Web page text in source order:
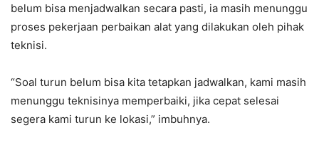
belum bisa menjadwalkan secara pasti, ia masih menunggu
proses pekerjaan perbaikan alat yang dilakukan oleh pihak
teknisi.
“Soal turun belum bisa kita tetapkan jadwalkan, kami masih
menunggu teknisinya memperbaiki, jika cepat selesai
segera kami turun ke lokasi,” imbuhnya.